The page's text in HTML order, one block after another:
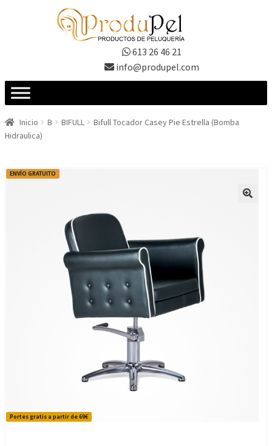
613 26 46 21
info@produpel.com
Inicio B BIFULL
Bifull Tocador Casey Pie Estrella (Bomba
Hidraulica)
Portes gratis a partir de 69€
ENVÍO GRATUITO